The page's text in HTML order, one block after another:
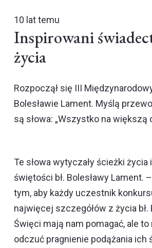
10 lat temu
Inspirowani
życia
Rozpoczął się III
Bolesławie Lament. Myślą
są słowa: „Wszystko na większą
Te słowa wytyczały ścieżki życia
świętości bł. Bolesławy Lament.
tym, aby każdy uczestnik
najwięcej szczegółów z życia bł.
Święci mają nam pomagać, ale
odczuć pragnienie podążania ich